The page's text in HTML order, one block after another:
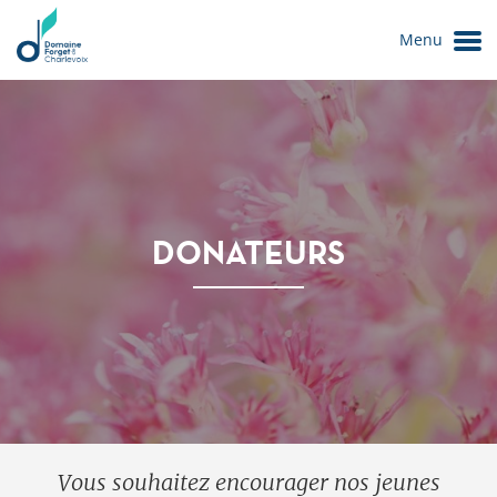
Le Domaine
Menu
DONATEURS
Vous souhaitez encourager nos jeunes